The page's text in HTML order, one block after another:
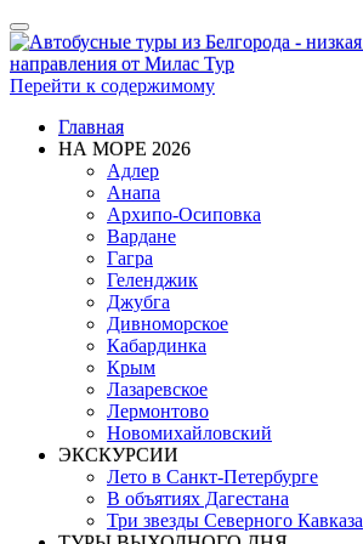
Показать/
Скрыть
навигацию
Перейти к содержимому
Главная
НА МОРЕ 2026
Адлер
Анапа
Архипо-Осиповка
Вардане
Гагра
Геленджик
Джубга
Дивноморское
Кабардинка
Крым
Лазаревское
Лермонтово
Новомихайловский
ЭКСКУРСИИ
Лето в Санкт-Петербурге
В объятиях Дагестана
Три звезды Северного Кавказа